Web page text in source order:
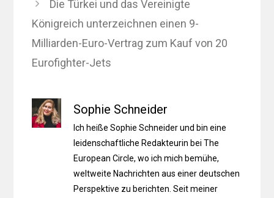
Die Türkei und das Vereinigte
Königreich unterzeichnen einen 9-
Milliarden-Euro-Vertrag zum Kauf von 20
Eurofighter-Jets
Sophie Schneider
Ich heiße Sophie Schneider und bin eine
leidenschaftliche Redakteurin bei The
European Circle, wo ich mich bemühe,
weltweite Nachrichten aus einer deutschen
Perspektive zu berichten. Seit meiner